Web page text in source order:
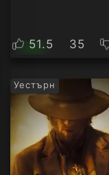
51.5 35
Уестърн